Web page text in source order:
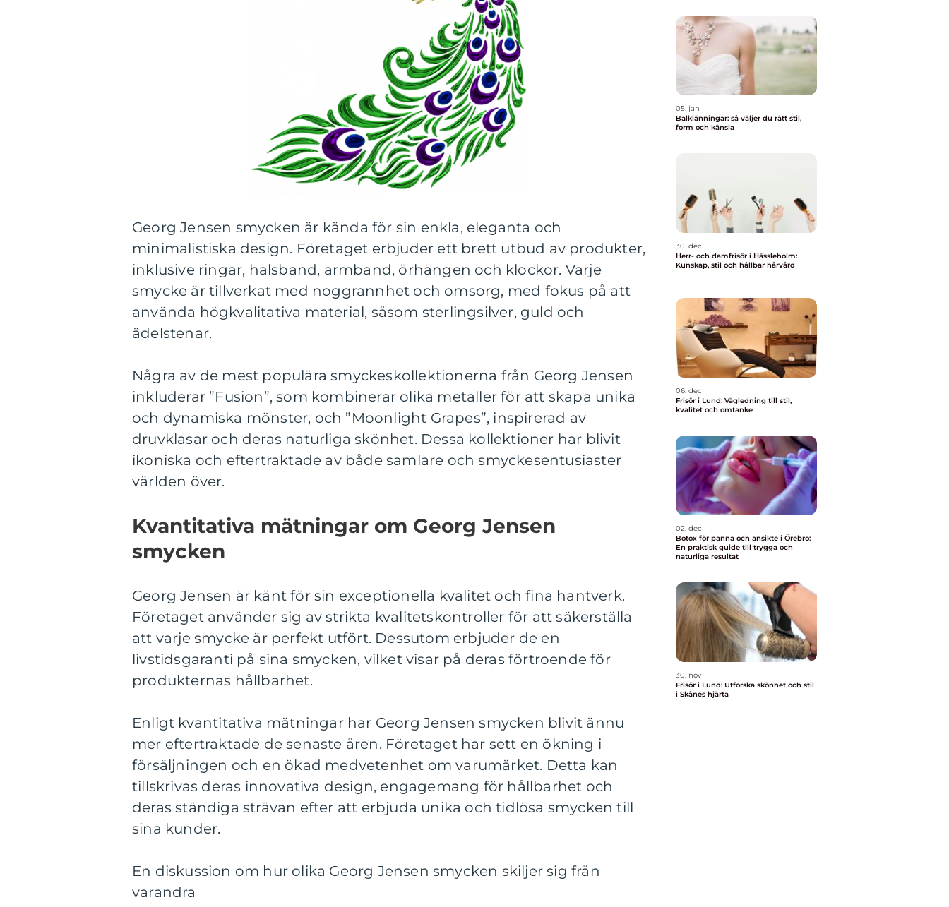
Georg Jensen smycken är kända för sin enkla, eleganta och
minimalistiska design. Företaget erbjuder ett brett utbud av produkter,
inklusive ringar, halsband, armband, örhängen och klockor. Varje
smycke är tillverkat med noggrannhet och omsorg, med fokus på att
använda högkvalitativa material, såsom sterlingsilver, guld och
ädelstenar.
Några av de mest populära smyckeskollektionerna från Georg Jensen
inkluderar ”Fusion”, som kombinerar olika metaller för att skapa unika
och dynamiska mönster, och ”Moonlight Grapes”, inspirerad av
druvklasar och deras naturliga skönhet. Dessa kollektioner har blivit
ikoniska och eftertraktade av både samlare och smyckesentusiaster
världen över.
Kvantitativa mätningar om Georg Jensen
smycken
Georg Jensen är känt för sin exceptionella kvalitet och fina hantverk.
Företaget använder sig av strikta kvalitetskontroller för att säkerställa
att varje smycke är perfekt utfört. Dessutom erbjuder de en
livstidsgaranti på sina smycken, vilket visar på deras förtroende för
produkternas hållbarhet.
Enligt kvantitativa mätningar har Georg Jensen smycken blivit ännu
mer eftertraktade de senaste åren. Företaget har sett en ökning i
försäljningen och en ökad medvetenhet om varumärket. Detta kan
tillskrivas deras innovativa design, engagemang för hållbarhet och
deras ständiga strävan efter att erbjuda unika och tidlösa smycken till
sina kunder.
En diskussion om hur olika Georg Jensen smycken skiljer sig från
varandra
05. jan
Balklänningar: så väljer du rätt stil,
form och känsla
30. dec
Herr- och damfrisör i Hässleholm:
Kunskap, stil och hållbar hårvård
06. dec
Frisör i Lund: Vägledning till stil,
kvalitet och omtanke
02. dec
Botox för panna och ansikte i Örebro:
En praktisk guide till trygga och
naturliga resultat
30. nov
Frisör i Lund: Utforska skönhet och stil
i Skånes hjärta